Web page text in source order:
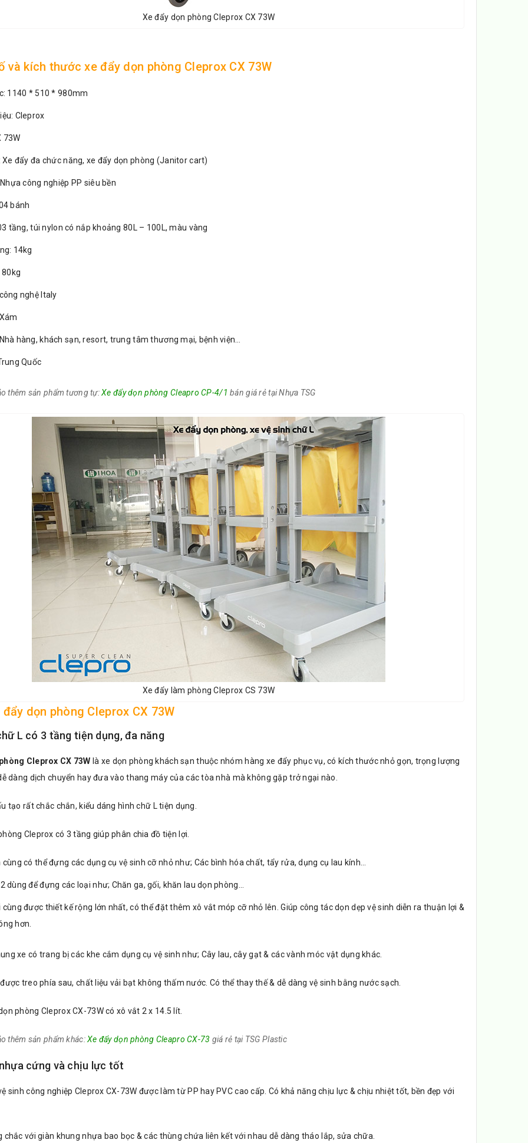
Xe đẩy dọn phòng Cleprox CX 73W
và kích thước xe đẩy dọn phòng Cleprox CX 73W
1140 * 510 * 980mm
Cleprox
73W
Xe đẩy đa chức năng, xe đẩy dọn phòng (Janitor cart)
công nghiệp PP siêu bền
bánh
tầng, túi nylon có nắp khoảng 80L – 100L, màu vàng
14kg
nghệ Italy
hàng, khách sạn, resort, trung tâm thương mại, bệnh viện…
Quốc
thêm sản phẩm tương tự:Xe đẩy dọn phòng Cleapro CP-4/1 bán giá rẻ tại Nhựa TSG
Xe đẩy làm phòng Cleprox CS 73W
dọn phòng Cleprox CX 73W
L có 3 tầng tiện dụng, đa năng
Cleprox CX 73W là xe dọn phòng khách sạn thuộc nhóm hàng xe đẩy phục vụ, có kích thước nhỏ gọn, trọng lượng
dàng dịch chuyển hay đưa vào thang máy của các tòa nhà mà không gặp trở ngại nào.
tạo rất chắc chắn, kiểu dáng hình chữ L tiện dụng.
Cleprox có 3 tầng giúp phân chia đồ tiện lợi.
có thể đựng các dụng cụ vệ sinh cỡ nhỏ như; Các bình hóa chất, tẩy rửa, dụng cụ lau kính…
dùng để đựng các loại như; Chăn ga, gối, khăn lau dọn phòng…
cùng được thiết kế rộng lớn nhất, có thể đặt thêm xô vắt móp cỡ nhỏ lên. Giúp công tác dọn dẹp vệ sinh diễn ra thuận lợi &
hơn.
xe có trang bị các khe cắm dụng cụ vệ sinh như; Cây lau, cây gạt & các vành móc vật dụng khác.
treo phía sau, chất liệu vải bạt không thấm nước. Có thể thay thế & dễ dàng vệ sinh bằng nước sạch.
phòng Cleprox CX-73W có xô vắt 2 x 14.5 lít.
thêm sản phẩm khác:Xe đẩy dọn phòng Cleapro CX-73 giá rẻ tại TSG Plastic
cứng và chịu lực tốt
sinh công nghiệp Cleprox CX-73W được làm từ PP hay PVC cao cấp. Có khả năng chịu lực & chịu nhiệt tốt, bền đẹp với
chắc với giàn khung nhựa bao bọc & các thùng chứa liên kết với nhau dễ dàng tháo lắp, sửa chữa.